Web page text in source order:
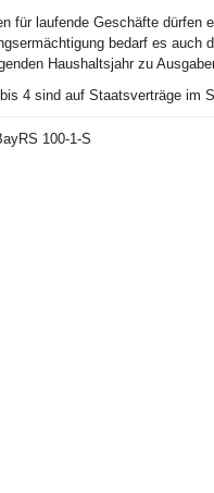
für laufende Geschäfte dürfen
bedarf es auch
Haushaltsjahr zu
4 sind auf Staatsverträge im
100-1-S